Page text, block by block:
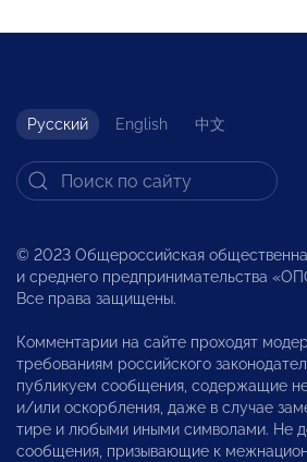
Русский English 中文
© 2023 Общероссийская
и среднего предпринимательства
Все права защищены.
Комментарии на сайте проходят
требованиям российского
публикуем сообщения, содержащие
и/или оскорбления, даже в случае
тире и любыми иными символами. Не
сообщения, призывающие к